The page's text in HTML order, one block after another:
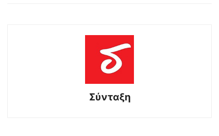
Σύνταξη